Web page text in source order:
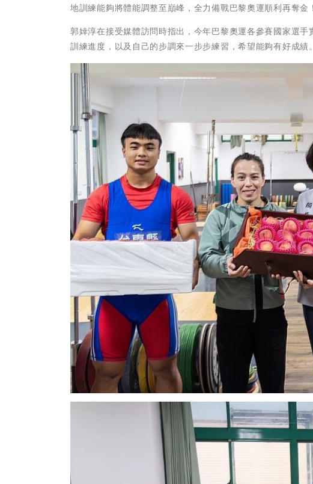
地訓練能夠將體能調整至巔峰，全力備戰巴黎奧運順利再奪金！
郭婞淳在接受媒體訪問時指出，今年巴黎奧運各參賽國家選
訓練進度，以及自己的步調來一步步練習，希望能夠有好成績。